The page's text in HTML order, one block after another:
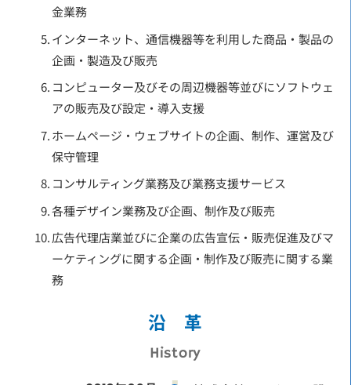
金業務
インターネット、通信機器等を利用した商品・製品の
企画・製造及び販売
コンピューター及びその周辺機器等並びにソフトウェ
アの販売及び設定・導入支援
ホームページ・ウェブサイトの企画、制作、運営及び
保守管理
コンサルティング業務及び業務支援サービス
各種デザイン業務及び企画、制作及び販売
広告代理店業並びに企業の広告宣伝・販売促進及びマ
ーケティングに関する企画・制作及び販売に関する業
務
沿 革
History